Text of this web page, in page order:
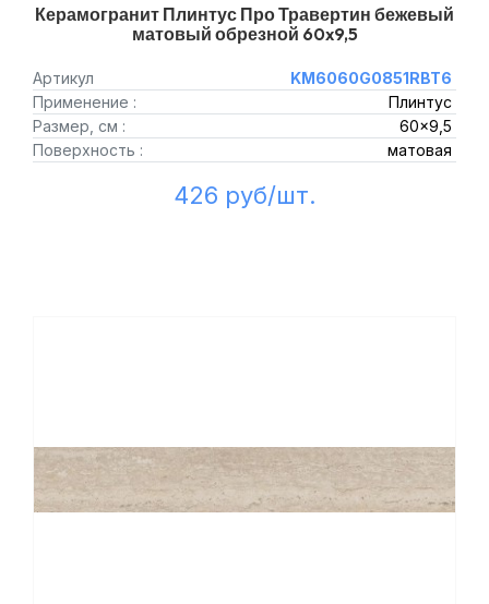
Керамогранит Плинтус Про Травертин бежевый
матовый обрезной 60x9,5
Артикул
KM6060G0851RBT6
Применение :
Плинтус
Размер, см :
60x9,5
Поверхность :
матовая
426 руб/шт.